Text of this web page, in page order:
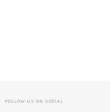
FOLLOW US ON SOCIAL